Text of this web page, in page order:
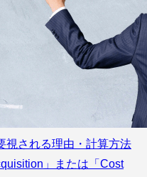
視される理由・計算方法
」または「Cost